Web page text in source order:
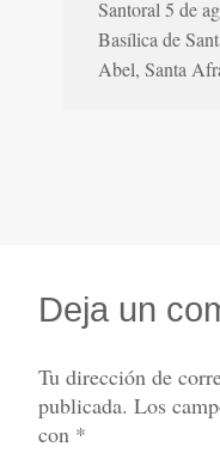
Santoral 5 de
Basílica de
Abel, Santa
Deja un
Tu dirección de
publicada. Los
con *